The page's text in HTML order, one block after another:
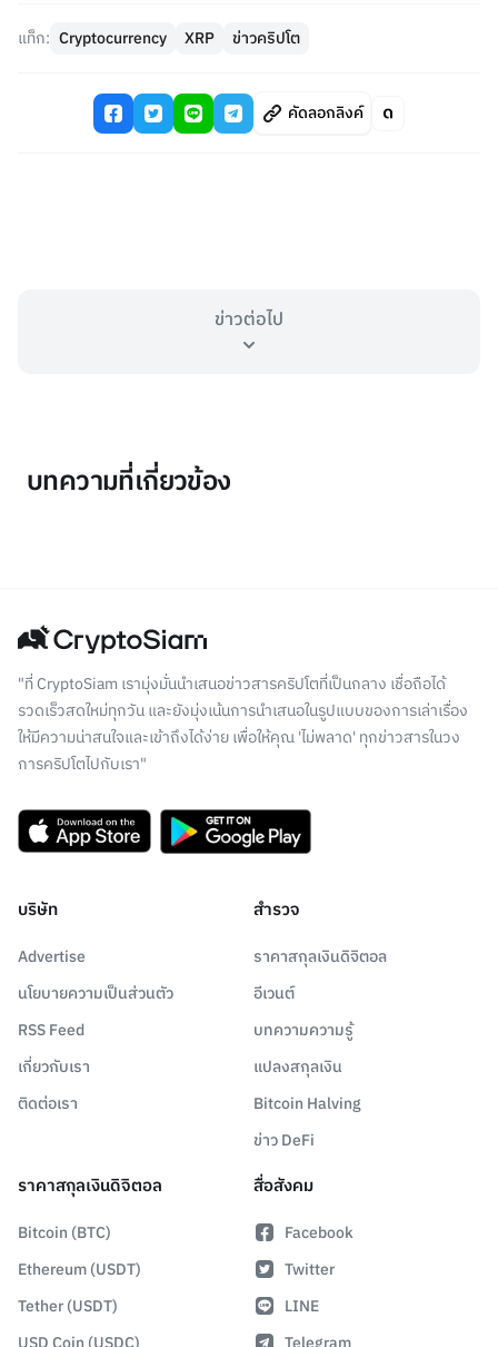
แท็ก: Cryptocurrency XRP ข่าวคริปโต
คัดลอกลิงค์
ข่าวต่อไป
บทความที่เกี่ยวข้อง
"ที่ CryptoSiam เรามุ่งมั่นนำเสนอข่าวสารคริปโตที่เป็นกลาง เชื่อถือได้
รวดเร็วสดใหม่ทุกวัน และยังมุ่งเน้นการนำเสนอในรูปแบบของการเล่าเรื่อง
ให้มีความน่าสนใจและเข้าถึงได้ง่าย เพื่อให้คุณ 'ไม่พลาด' ทุกข่าวสารในวง
การคริปโตไปกับเรา"
บริษัท
Advertise
นโยบายความเป็นส่วนตัว
RSS Feed
เกี่ยวกับเรา
ติดต่อเรา
สำรวจ
ราคาสกุลเงินดิจิตอล
อีเวนต์
บทความความรู้
แปลงสกุลเงิน
Bitcoin Halving
ข่าว DeFi
ราคาสกุลเงินดิจิตอล
Bitcoin (BTC)
Ethereum (USDT)
Tether (USDT)
สื่อสังคม
Facebook
Twitter
LINE